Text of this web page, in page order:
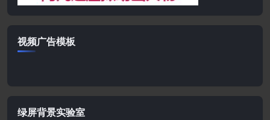
视频广告模板
绿屏背景实验室